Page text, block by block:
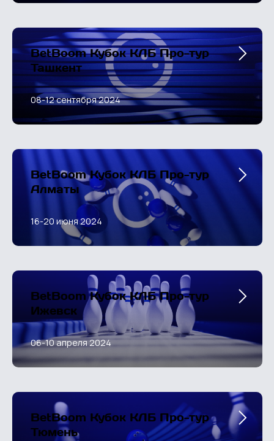
BetBoom Кубок КЛБ Про-тур
Ташкент
08-12 сентября 2024
BetBoom Кубок КЛБ Про-тур
Алматы
16-20 июня 2024
BetBoom Кубок КЛБ Про-тур
Ижевск
06-10 апреля 2024
BetBoom Кубок КЛБ Про-тур
Тюмень